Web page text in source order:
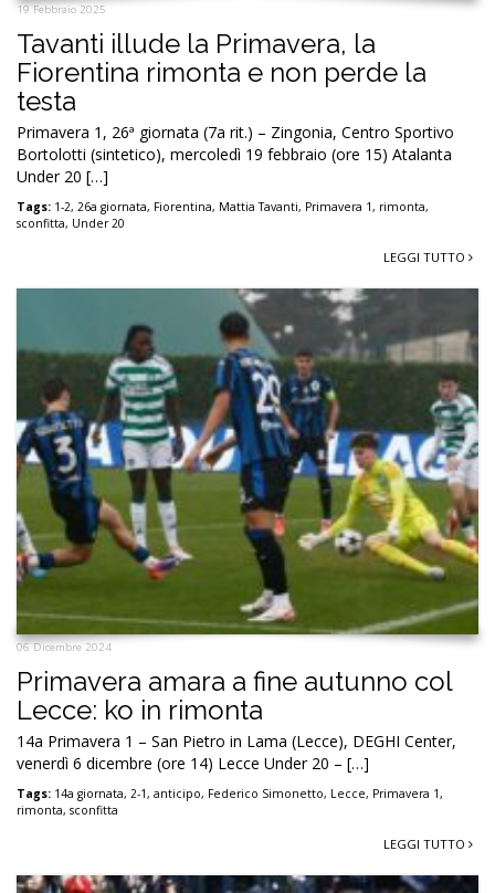
19 Febbraio 2025
Tavanti illude la Primavera, la
Fiorentina rimonta e non perde la
testa
Primavera 1, 26ª giornata (7a rit.) – Zingonia, Centro Sportivo
Bortolotti (sintetico), mercoledì 19 febbraio (ore 15) Atalanta
Under 20 […]
Tags: 1-2, 26a giornata, Fiorentina, Mattia Tavanti, Primavera 1, rimonta,
sconfitta, Under 20
LEGGI TUTTO
06 Dicembre 2024
Primavera amara a fine autunno col
Lecce: ko in rimonta
14a Primavera 1 – San Pietro in Lama (Lecce), DEGHI Center,
venerdì 6 dicembre (ore 14) Lecce Under 20 – […]
Tags: 14a giornata, 2-1, anticipo, Federico Simonetto, Lecce, Primavera 1,
rimonta, sconfitta
LEGGI TUTTO